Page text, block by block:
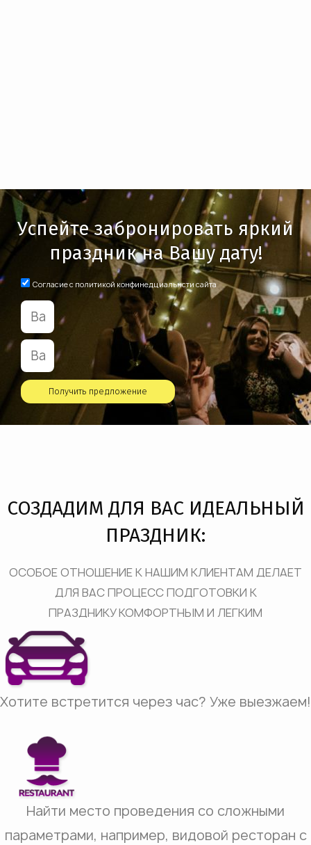
Успейте забронировать яркий
праздник на Вашу дату!
Согласие с политикой конфинедциальнсти сайта
Получить предложение
СОЗДАДИМ ДЛЯ ВАС ИДЕАЛЬНЫЙ
ПРАЗДНИК:
ОСОБОЕ ОТНОШЕНИЕ К НАШИМ КЛИЕНТАМ ДЕЛАЕТ
ДЛЯ ВАС ПРОЦЕСС ПОДГОТОВКИ К
ПРАЗДНИКУ КОМФОРТНЫМ И ЛЕГКИМ
Хотите встретится через час? Уже выезжаем!
Найти место проведения со сложными
параметрами, например, видовой ресторан с